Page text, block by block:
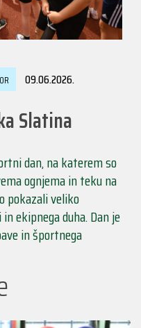
09.06.2026.
Slatina
dan, na katerem so
ognjema in teku na
pokazali veliko
ekipnega duha. Dan je
in športnega